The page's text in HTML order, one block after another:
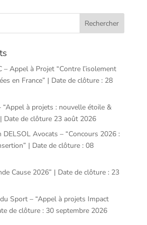
– Appel à Projet “Contre l’isolement
en France” | Date de clôture : 28
“Appel à projets : nouvelle étoile &
Date de clôture 23 août 2026
Avocats – “Concours 2026 :
| Date de clôture : 08
Cause 2026” | Date de clôture : 23
Sport – “Appel à projets Impact
de clôture : 30 septembre 2026